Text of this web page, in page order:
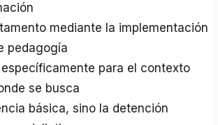
mediante la implementación
pedagogía
para el contexto
se busca
básica, sino la detención